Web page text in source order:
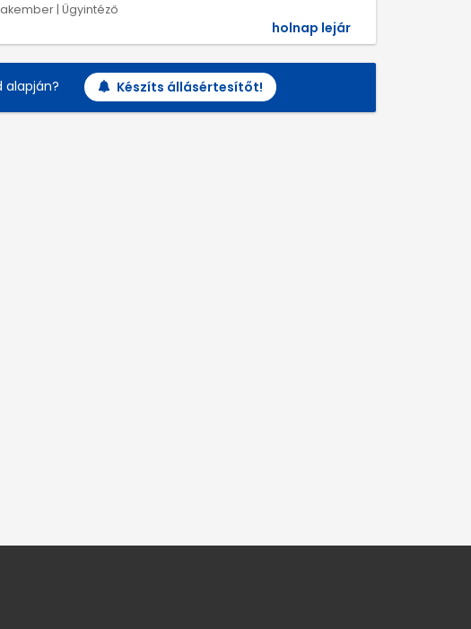
| Ügyintéző
holnap lejár
alapján? Készíts állásértesítőt!